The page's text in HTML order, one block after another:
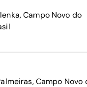
Campo Novo do
Campo Novo